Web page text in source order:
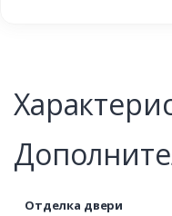
Отделка двери